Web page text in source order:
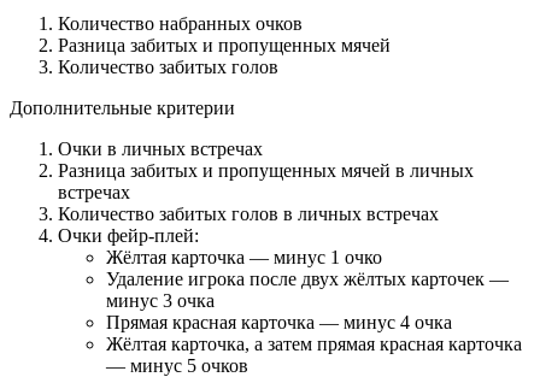
Количество набранных очков
Разница забитых и пропущенных мячей
Количество забитых голов
Дополнительные критерии
Очки в личных встречах
Разница забитых и пропущенных мячей в личных
встречах
Количество забитых голов в личных встречах
Очки фейр-плей:
Жёлтая карточка — минус 1 очко
Удаление игрока после двух жёлтых карточек —
минус 3 очка
Прямая красная карточка — минус 4 очка
Жёлтая карточка, а затем прямая красная карточка
— минус 5 очков